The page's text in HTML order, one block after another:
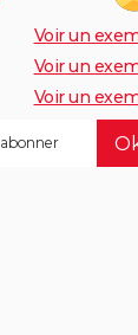
Voir un
Voir un
Voir un